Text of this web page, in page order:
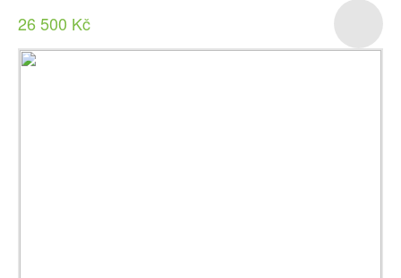
26 500 Kč